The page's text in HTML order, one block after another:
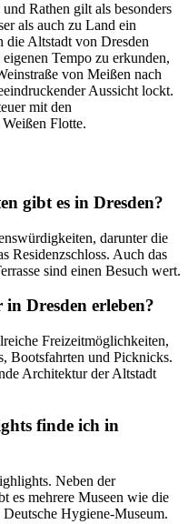
Rathen gilt als besonders
als auch zu Land ein
Altstadt von Dresden
Tempo zu erkunden,
von Meißen nach
Aussicht lockt.
mit den
Flotte.
gibt es in Dresden?
darunter die
Residenzschloss. Auch das
sind einen Besuch wert.
Dresden erleben?
Freizeitmöglichkeiten,
Bootsfahrten und Picknicks.
Architektur der Altstadt
finde ich in
Neben der
es mehrere Museen wie die
Hygiene-Museum.